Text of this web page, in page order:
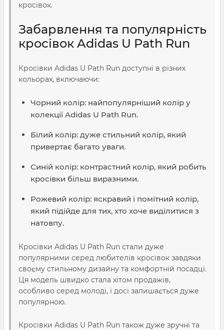
кросівок.
Забарвлення та популярність
кросівок Adidas U Path Run
Кросівки Adidas U Path Run доступні в різних
кольорах, включаючи:
Чорний колір: найпопулярніший колір у
колекції Adidas U Path Run.
Білий колір: дуже стильний колір, який
привертає багато уваги.
Синій колір: контрастний колір, який робить
кросівки більш виразними.
Рожевий колір: яскравий і помітний колір,
який підійде для тих, хто хоче виділитися з
натовпу.
Кросівки Adidas U Path Run стали дуже
популярними серед любителів кросівок завдяки
своєму стильному дизайну та комфортній посадці.
Ця модель швидко стала хітом продажів,
особливо серед молоді, і досі залишається дуже
популярною.
Кросівки Adidas U Path Run також дуже зручні та